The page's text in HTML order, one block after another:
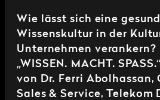
Wie lässt sich eine
Wissenskultur in der
Unternehmen verankern?
„WISSEN. MACHT.
von Dr. Ferri Abolhassan,
Sales & Service, Telekom